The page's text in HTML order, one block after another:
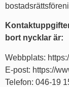
bort nycklar är:
Webbplats:
E-post: https://
Telefon: 046-19